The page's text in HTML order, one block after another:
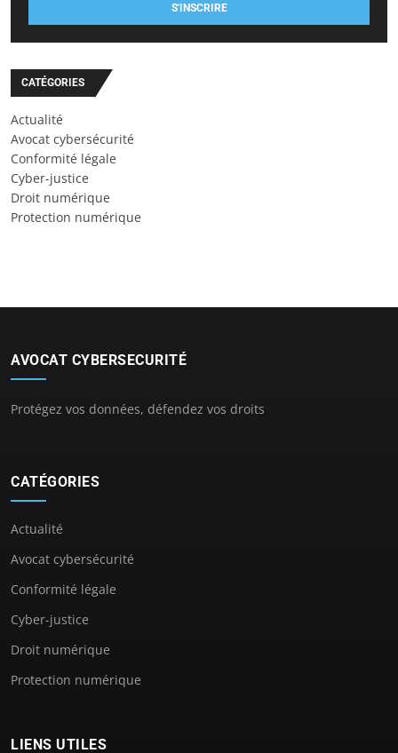
S'INSCRIRE
CATÉGORIES
Actualité
Avocat cybersécurité
Conformité légale
Cyber-justice
Droit numérique
Protection numérique
AVOCAT CYBERSECURITÉ
Protégez vos données, défendez vos droits
CATÉGORIES
Actualité
Avocat cybersécurité
Conformité légale
Cyber-justice
Droit numérique
Protection numérique
LIENS UTILES